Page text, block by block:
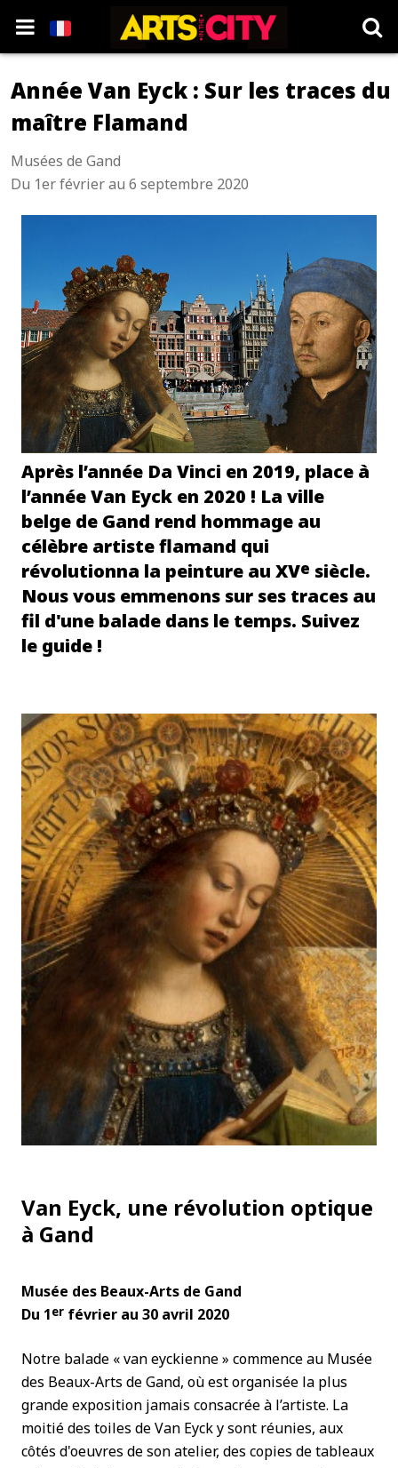
Année Van Eyck : Sur les traces du
maître Flamand
Musées de Gand
Du 1er février au 6 septembre 2020
Après l’année Da Vinci en 2019, place à
l’année Van Eyck en 2020 ! La ville
belge de Gand rend hommage au
célèbre artiste flamand qui
révolutionna la peinture au XVe siècle.
Nous vous emmenons sur ses traces au
fil d'une balade dans le temps. Suivez
le guide !
Van Eyck, une révolution optique
à Gand
Musée des Beaux-Arts de Gand
Du 1er février au 30 avril 2020
Notre balade « van eyckienne » commence au Musée
des Beaux-Arts de Gand, où est organisée la plus
grande exposition jamais consacrée à l’artiste. La
moitié des toiles de Van Eyck y sont réunies, aux
côtés d'oeuvres de son atelier, des copies de tableaux